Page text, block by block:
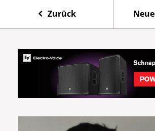
Zurück